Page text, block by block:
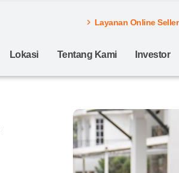
Layanan Online Seller
Lokasi Tentang Kami Investor